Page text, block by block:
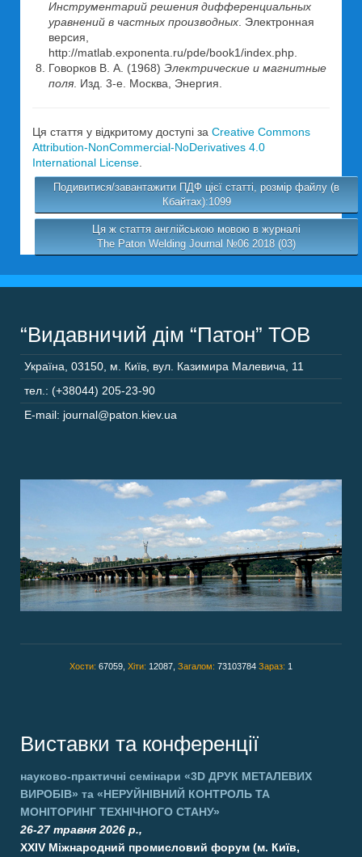
Инструментарий решения дифференциальных
уравнений в частных производных . Электронная
версия,
http://matlab.exponenta.ru/pde/book1/index.php.
Говорков В. А. (1968) Электрические и магнитные
поля . Изд. 3-е. Москва, Энергия.
Ця стаття у відкритому доступі за Creative Commons
Attribution-NonCommercial-NoDerivatives 4.0
International License
Подивитися/завантажити ПДФ цієї статті, розмір файлу (в
Кбайтах):1099
Ця ж стаття англійською мовою в журналі
The Paton Welding Journal №06 2018 (03)
“Видавничий дім “Патон” ТОВ
Україна 03150 м. Київ, вул. Казимира Малевича, 11
тел.: (+38044) 205-23-90
E-mail: journal@paton.kiev.ua
Хости: 67059, Хіти: 12087, Загалом: 73103784 Зараз: 1
Виставки та конференції
науково-практичні семінари «3D ДРУК МЕТАЛЕВИХ
ВИРОБІВ» та «НЕРУЙНІВНИЙ КОНТРОЛЬ ТА
МОНІТОРИНГ ТЕХНІЧНОГО СТАНУ»
26-27 травня 2026 р.,
XXIV Міжнародний промисловий форум (м. Київ,